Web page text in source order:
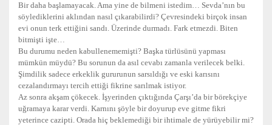
Bir daha başlamayacak. Ama yine de bilmeni istedim… Sevda’nın bu
söylediklerini aklından nasıl çıkarabilirdi? Çevresindeki birçok insan
evi onun terk ettiğini sandı. Üzerinde durmadı. Fark etmezdi. Biten
bitmişti işte…
Bu durumu neden kabullenememişti? Başka türlüsünü yapması
mümkün müydü? Bu sorunun da asıl cevabı zamanla verilecek belki.
Şimdilik sadece erkeklik gururunun sarsıldığı ve eski karısını
cezalandırmayı tercih ettiği fikrine sarılmak istiyor.
Az sonra akşam çökecek. İşyerinden çıktığında Çarşı’da bir börekçiye
uğramaya karar verdi. Karnını şöyle bir doyurup eve gitme fikri
yeterince cazipti. Orada hiç beklemediği bir ihtimale de yürüyebilir mi?